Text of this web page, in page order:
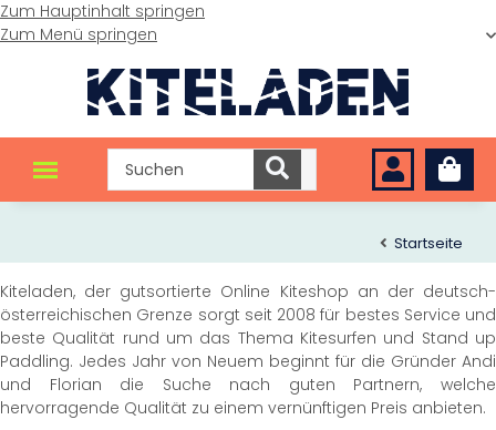
Zum Hauptinhalt springen
Zum Menü springen
Startseite
Kiteladen, der gutsortierte Online Kiteshop an der deutsch-
österreichischen Grenze sorgt seit 2008 für bestes Service und
beste Qualität rund um das Thema Kitesurfen und Stand up
Paddling. Jedes Jahr von Neuem beginnt für die Gründer Andi
und Florian die Suche nach guten Partnern, welche
hervorragende Qualität zu einem vernünftigen Preis anbieten.